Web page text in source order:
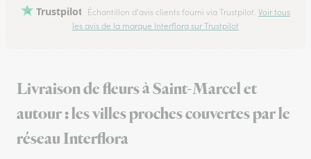
Trustpilot Échantillon d'avis clients fourni via Trustpilot. Voir tous
les avis de la marque Interflora sur Trustpilot
Livraison de fleurs à Saint-Marcel et
autour : les villes proches couvertes par le
réseau Interflora